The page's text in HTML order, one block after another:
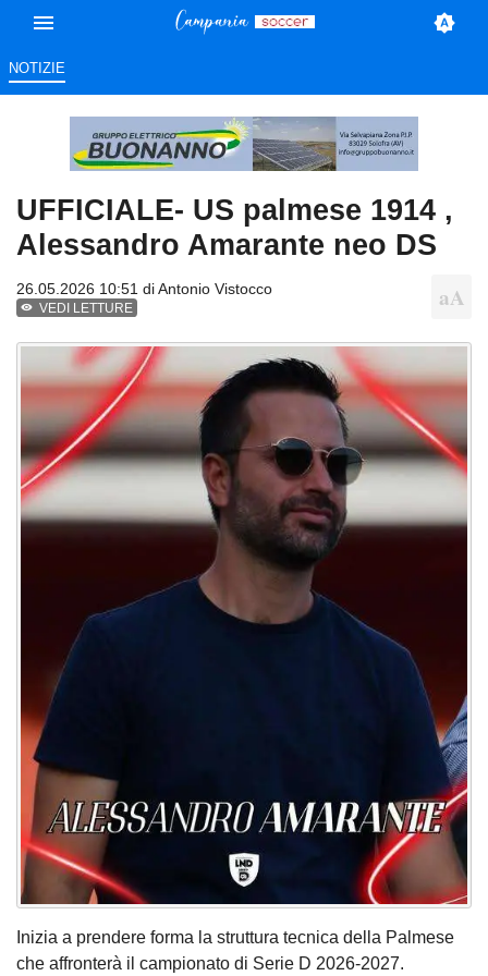
NOTIZIE
UFFICIALE- US palmese 1914 ,
Alessandro Amarante neo DS
26.05.2026 10:51 diAntonio Vistocco
VEDI LETTURE
Inizia a prendere forma la struttura tecnica della Palmese
che affronterà il campionato di Serie D 2026-2027.